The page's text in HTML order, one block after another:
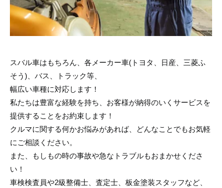
スバル車はもちろん、各メーカー車(トヨタ、日産、三菱ふ
そう)、バス、トラック等、
幅広い車種に対応します！
私たちは豊富な経験を持ち、お客様が納得のいくサービスを
提供することをお約束します！
クルマに関する何かお悩みがあれば、どんなことでもお気軽
にご相談ください。
また、もしもの時の事故や急なトラブルもおまかせくださ
い！
車検検査員や2級整備士、査定士、板金塗装スタッフなど、